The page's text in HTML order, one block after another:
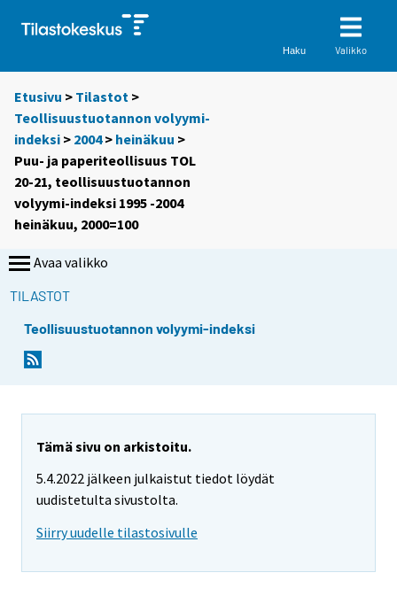
Haku Valikko
Etusivu > Tilastot >
Teollisuustuotannon volyymi-
indeksi > 2004> heinäkuu >
Puu- ja paperiteollisuus TOL
20-21, teollisuustuotannon
volyymi-indeksi 1995 -2004
heinäkuu, 2000=100
Avaa valikko
TILASTOT
Teollisuustuotannon volyymi-indeksi
Tämä sivu on arkistoitu.
5.4.2022 jälkeen julkaistut tiedot löydät
uudistetulta sivustolta.
Siirry uudelle tilastosivulle